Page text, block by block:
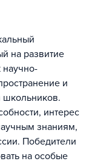
на развитие
научно-
и
школьников.
интерес
знаниям,
Победители
на особые